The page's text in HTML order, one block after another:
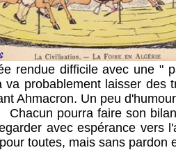
rendue difficile avec une "
va probablement laisser des
Ahmacron. Un peu
pourra faire son bilan,
avec espérance vers
toutes, mais sans pardon